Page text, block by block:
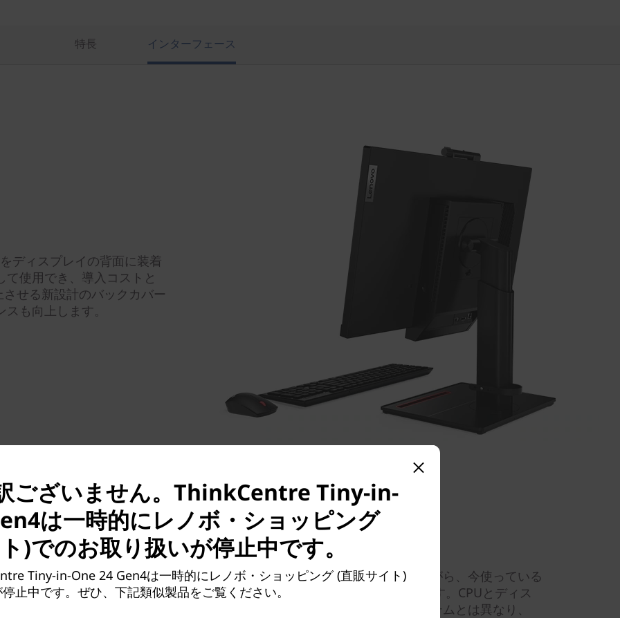
特長 インターフェース
ディスプレイの背面に装着
使用でき、導入コストと
せる新設計のバックカバー
も向上します。
ビジネスに合わせてアップグレード
オールインワンの優れた機能にアップグレードしながら、今使っている
PCの環境やデータをそのまま使用することができます。CPUとディス
プレイが一体化している従来のオールインワンシステムとは異なり、
ございません。ThinkCentre Tiny-in-
は一時的にレノボ・ショッピング
)でのお取り扱いが停止中です。
Tiny-in-One 24 Gen4は一時的にレノボ・ショッピング (直販サイト)
止中です。ぜひ、下記類似製品をご覧ください。